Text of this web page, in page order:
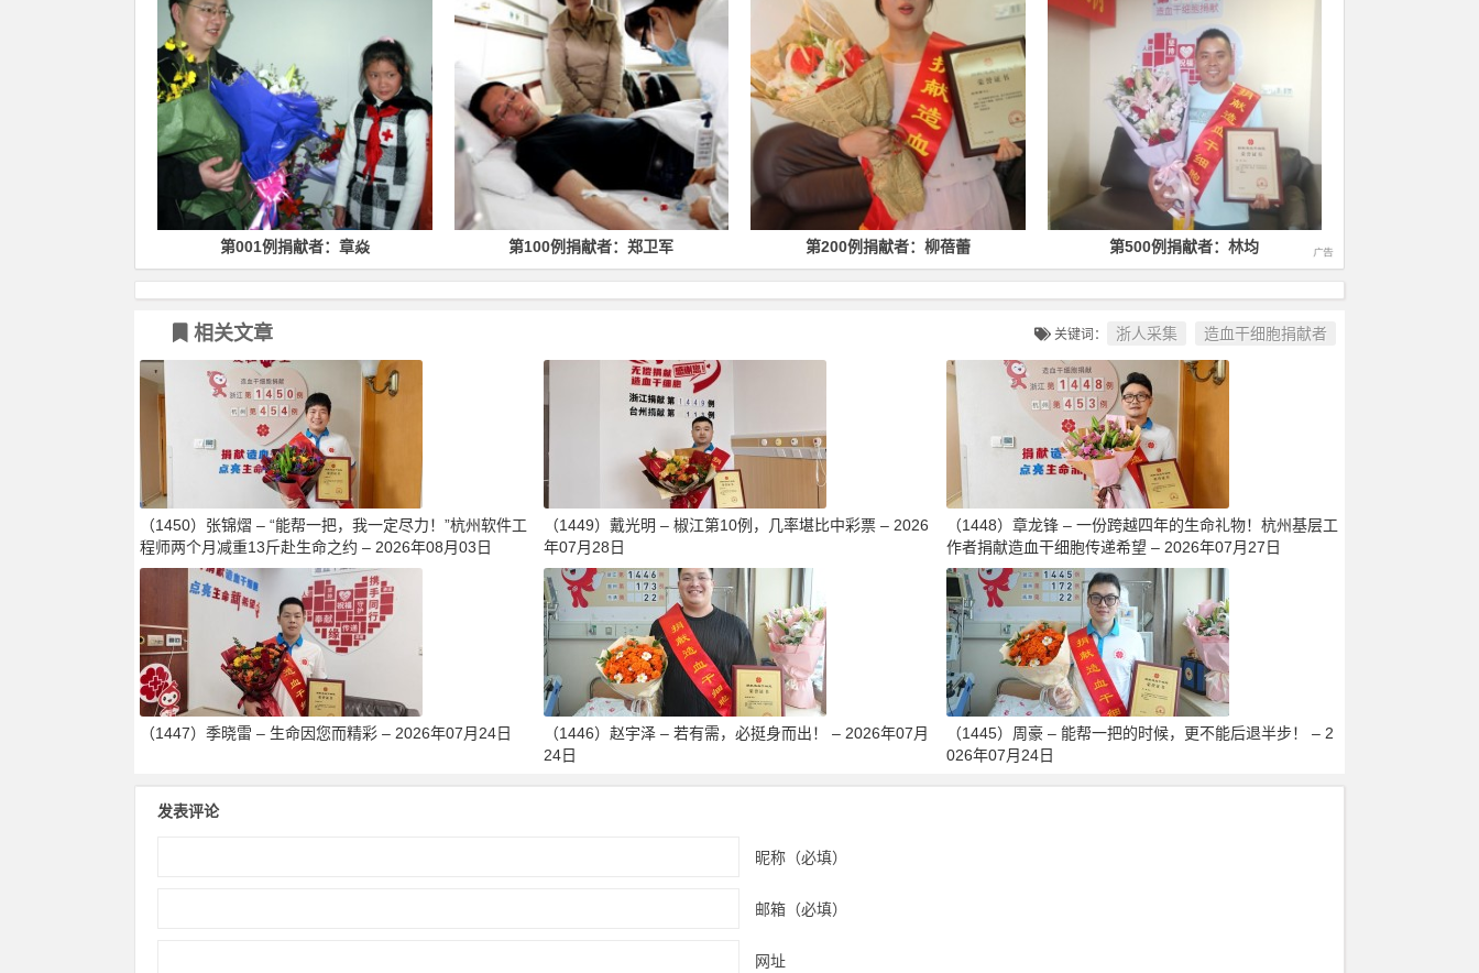
第100例捐献者：郑卫军 第200例捐献者：柳蓓蕾 第500例捐献者：林均 第1000例捐献者：徐毅
相关文章 关键词： 浙人采集 造血干细胞捐献者
（1450）张锦熠 – “能帮一把，我一定尽力！”杭州软件工
程师两个月减重13斤赴生命之约 – 2026年08月03日
（1449）戴光明 – 椒江第10例，几率堪比中彩票 – 2026
年07月28日
（1448）章龙锋 – 一份跨越四年的生命礼物！杭州基层工
作者捐献造血干细胞传递希望 – 2026年07月27日
（1447）季晓雷 – 生命因您而精彩 – 2026年07月24日
（1446）赵宇泽 – 若有需，必挺身而出！ – 2026年07月
24日
（1445）周豪 – 能帮一把的时候，更不能后退半步！ – 2
026年07月24日
发表评论
昵称（必填）
邮箱（必填）
网址